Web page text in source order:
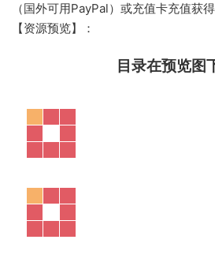
（国外可用PayPal）或充值卡充值获得
【资源预览】：
目录在预览图